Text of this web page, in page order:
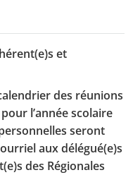
rondes
et
des réunions
l’année scolaire
seront
aux délégué(e)s
des Régionales